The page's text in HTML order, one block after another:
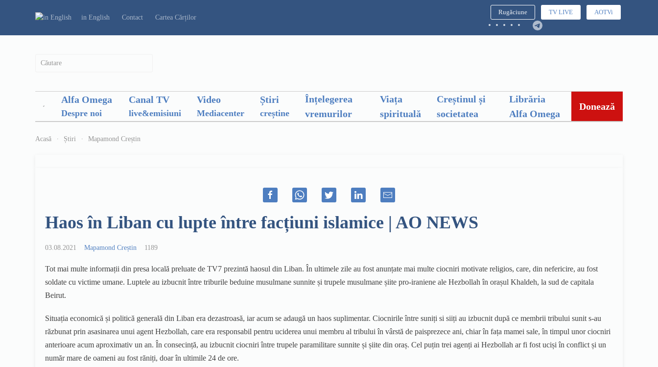
in English Contact Cartea Cărților
Rugăciune TV LIVE AOTVi
Alfa Omega
Despre noi
Canal TV
live&emisiuni
Video
Mediacenter
Știri
creștine
Înțelegerea
vremurilor
Viața
spirituală
Creștinul și
societatea
Librăria
Alfa Omega
Donează
Acasă Știri Mapamond Creștin
Haos în Liban cu lupte între facțiuni islamice | AO NEWS
03.08.2021 Mapamond Creștin 1189
Tot mai multe informații din presa locală preluate de TV7 prezintă haosul din Liban. În ultimele zile au fost anunțate mai multe ciocniri motivate religios, care, din nefericire, au fost
soldate cu victime umane. Luptele au izbucnit între triburile beduine musulmane sunnite și trupele musulmane șiite pro-iraniene ale Hezbollah în orașul Khaldeh, la sud de capitala
Beirut.
Situația economică și politică generală din Liban era dezastroasă, iar acum se adaugă un haos suplimentar. Ciocnirile între suniți si siiți au izbucnit după ce membrii tribului sunit s-au
răzbunat prin asasinarea unui agent Hezbollah, care era responsabil pentru uciderea unui membru al tribului în vârstă de paisprezece ani, chiar în fața mamei sale, în timpul unor ciocniri
anterioare acum aproximativ un an. În consecință, au izbucnit ciocniri între trupele paramilitare sunnite și șiite din oraș. Cel puțin trei agenți ai Hezbollah ar fi fost uciși în conflict și un
număr mare de oameni au fost răniți, doar în ultimile 24 de ore.